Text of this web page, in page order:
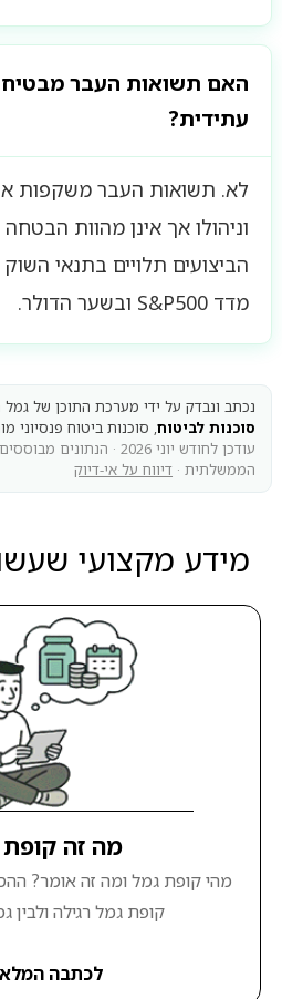
האם תשואות העבר
עתידית?
לא. תשואות העבר משקפות
וניהולו אך אינן מהוות
הביצועים תלויים בתנאי
מדד S&P500 ובשער הדולר.
נכתב ונבדק על ידי מערכת התוכן של גמל
סוכנות לביטוח, סוכנות ביטוח פנסיוני
עודכן לחודש יוני 2026 ·
הממשלתית · דיווח על אי-דיוק
מידע מקצועי
מה זה
מהי קופת גמל ומה זה אומר?
קופת גמל רגילה
לכתבה